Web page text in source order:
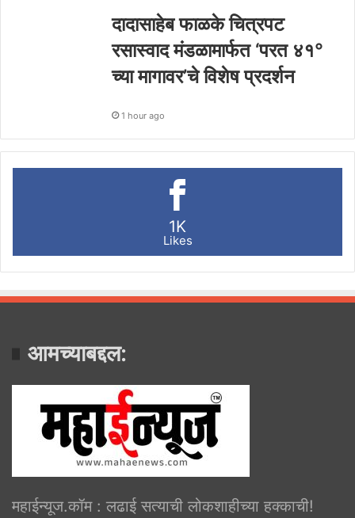
दादासाहेब फाळके चित्रपट
रसास्वाद मंडळामार्फत ‘परत ४१°
च्या मागावर’चे विशेष प्रदर्शन
1 hour ago
1K
Likes
आमच्याबद्दल:
महाईन्यूज.कॉम : लढाई सत्याची लोकशाहीच्या हक्काची!